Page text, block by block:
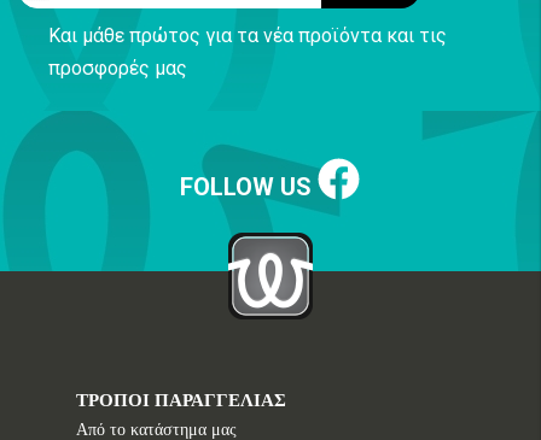
Και μάθε πρώτος για τα νέα προϊόντα και τις
προσφορές μας
FOLLOW US
ΤΡΟΠΟΙ ΠΑΡΑΓΓΕΛΙΑΣ
Από το κατάστημα μας